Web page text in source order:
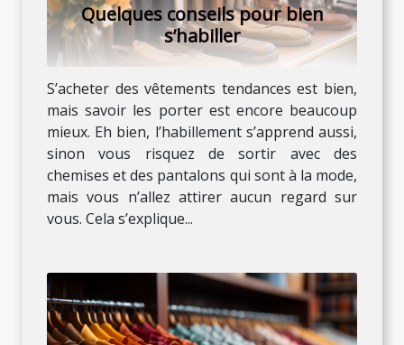
Quelques conseils pour bien
s’habiller
S’acheter des vêtements tendances est bien,
mais savoir les porter est encore beaucoup
mieux. Eh bien, l’habillement s’apprend aussi,
sinon vous risquez de sortir avec des
chemises et des pantalons qui sont à la mode,
mais vous n’allez attirer aucun regard sur
vous. Cela s’explique...